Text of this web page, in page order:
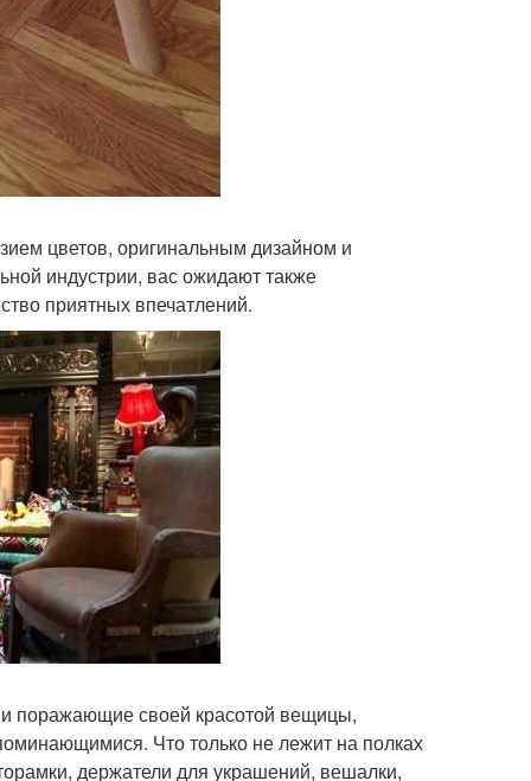
цветов, оригинальным дизайном и
индустрии, вас ожидают также
приятных впечатлений.
поражающие своей красотой вещицы,
Что только не лежит на полках
держатели для украшений, вешалки,